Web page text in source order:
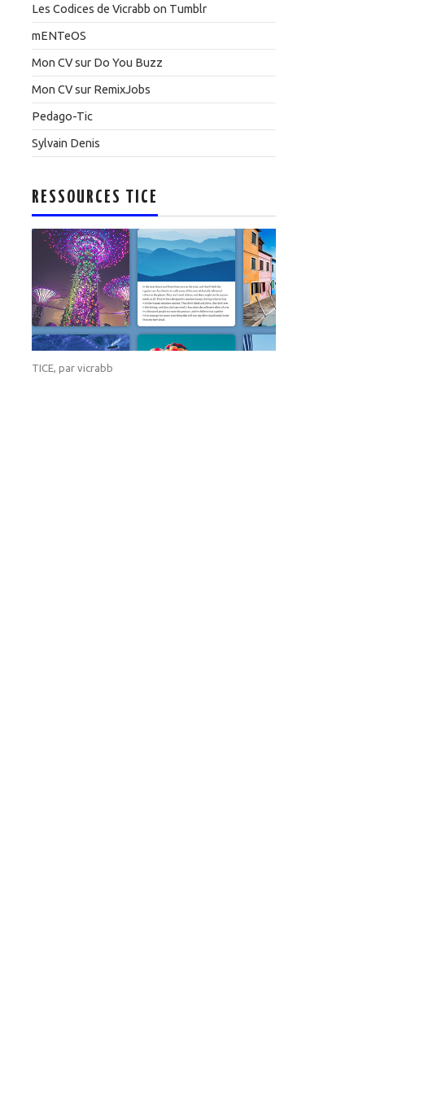
Les Codices de Vicrabb on Tumblr
mENTeOS
Mon CV sur Do You Buzz
Mon CV sur RemixJobs
Pedago-Tic
Sylvain Denis
RESSOURCES TICE
TICE, par vicrabb